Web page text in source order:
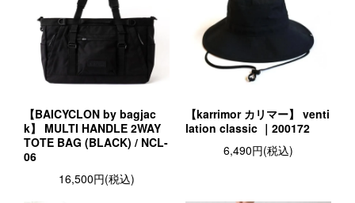
【BAICYCLON by bagjac
k】 MULTI HANDLE 2WAY
TOTE BAG (BLACK) / NCL-
06
16,500円(税込)
【karrimor カリマー】 venti
lation classic ｜200172
6,490円(税込)